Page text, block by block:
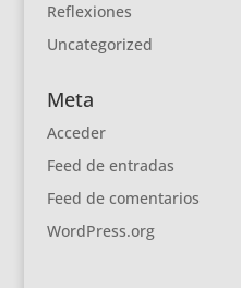
Reflexiones
Uncategorized
Meta
Acceder
Feed de entradas
Feed de comentarios
WordPress.org